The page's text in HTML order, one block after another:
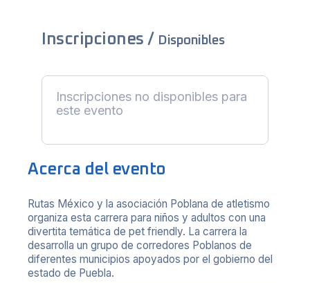
Inscripciones / Disponibles
Inscripciones no disponibles para
este evento
Acerca del evento
Rutas México y la asociación Poblana de atletismo
organiza esta carrera para niños y adultos con una
divertita temática de pet friendly. La carrera la
desarrolla un grupo de corredores Poblanos de
diferentes municipios apoyados por el gobierno del
estado de Puebla.